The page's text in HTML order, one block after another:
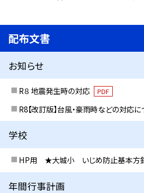
配布文書
お知らせ
R８ 地震発生時の対応 PDF
R8【改訂版】台風・豪雨時などの対応に
学校
HP用 ★大城小 いじめ防止基本方
年間行事計画